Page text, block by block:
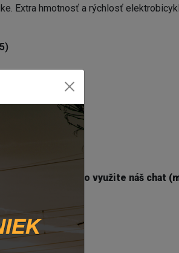
Extra hmotnosť a rýchlosť
alebo využite náš chat